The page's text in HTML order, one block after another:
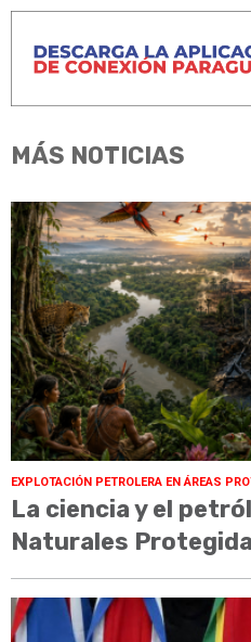
MÁS NOTICIAS
EXPLOTACIÓN PETROLERA EN ÁREAS
La ciencia y el
Naturales